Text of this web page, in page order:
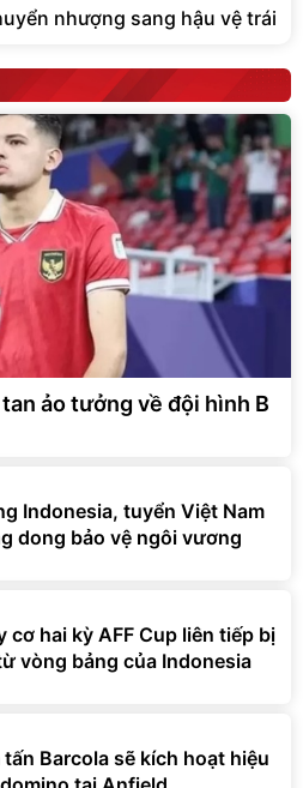
nhượng sang hậu vệ trái
ảo tưởng về đội hình B
Indonesia, tuyển Việt Nam
dong bảo vệ ngôi vương
cơ hai kỳ AFF Cup liên tiếp bị
vòng bảng của Indonesia
tấn Barcola sẽ kích hoạt hiệu